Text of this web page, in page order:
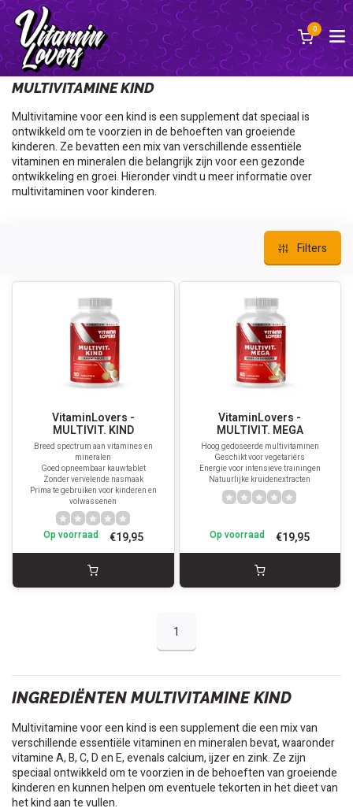
0
Terug
MULTIVITAMINE KIND
Multivitamine voor een kind is een supplement dat speciaal is
ontwikkeld om te voorzien in de behoeften van groeiende
kinderen. Ze bevatten een mix van verschillende essentiële
vitaminen en mineralen die belangrijk zijn voor een gezonde
ontwikkeling en groei. Hieronder vindt u meer informatie over
multivitaminen voor kinderen.
Filters
VitaminLovers -
MULTIVIT. KIND
Breed spectrum aan vitamines en
mineralen
Goed opneembaar kauwtablet
Zonder vervelende nasmaak
Prima te gebruiken voor kinderen en
volwassenen
€19,95
Op voorraad
VitaminLovers -
MULTIVIT. MEGA
Hoog gedoseerde multivitaminen
Geschikt voor vegetariërs
Energie voor intensieve trainingen
Natuurlijke kruidenextracten
€19,95
Op voorraad
1
INGREDIËNTEN MULTIVITAMINE KIND
Multivitamine voor een kind is een supplement die een mix van
verschillende essentiële vitaminen en mineralen bevat, waaronder
vitamine A, B, C, D en E, evenals calcium, ijzer en zink. Ze zijn
speciaal ontwikkeld om te voorzien in de behoeften van groeiende
kinderen en kunnen helpen om eventuele tekorten in het dieet van
het kind aan te vullen.